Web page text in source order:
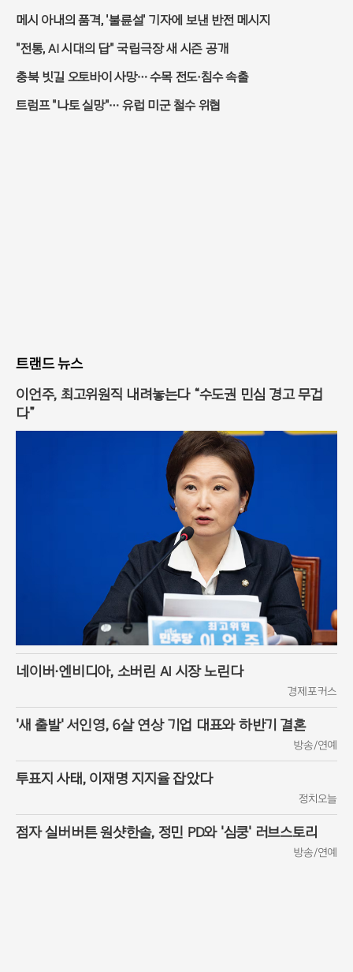
메시 아내의 품격, '불륜설' 기자에 보낸 반전 메시지
"전통, AI 시대의 답" 국립극장 새 시즌 공개
충북 빗길 오토바이 사망… 수목 전도·침수 속출
트럼프 "나토 실망"… 유럽 미군 철수 위협
트랜드 뉴스
이언주, 최고위원직 내려놓는다 “수도권 민심 경고 무겁
다”
네이버·엔비디아, 소버린 AI 시장 노린다
경제포커스
'새 출발' 서인영, 6살 연상 기업 대표와 하반기 결혼
방송/연예
투표지 사태, 이재명 지지율 잡았다
정치오늘
점자 실버버튼 원샷한솔, 정민 PD와 '심쿵' 러브스토리
방송/연예